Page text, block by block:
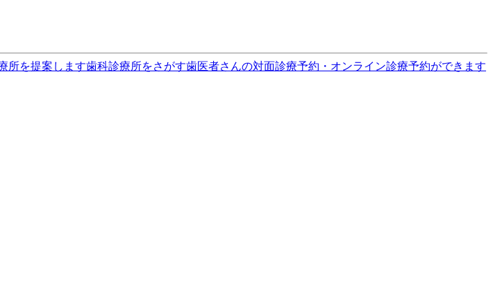
所を提案します歯科診療所をさがす歯医者さんの対面診療予約・オンライン診療予約ができます